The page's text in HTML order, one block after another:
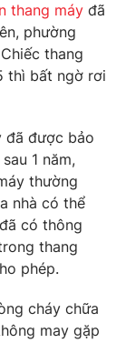
thang máy đã
phường
thang
thì bất ngờ rơi
đã được bảo
1 năm,
thường
nhà có thể
có thông
thang
phép.
cháy chữa
may gặp